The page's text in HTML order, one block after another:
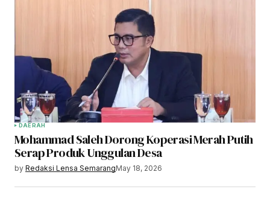
DAERAH
Mohammad Saleh Dorong Koperasi Merah Putih
Serap Produk Unggulan Desa
by Redaksi Lensa SemarangMay 18, 2026